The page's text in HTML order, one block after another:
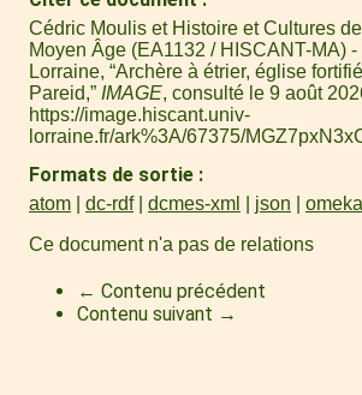
Cédric Moulis et Histoire et Cultures
Moyen Âge (EA1132 / HISCANT-MA)
Lorraine, “Archère à étrier, église
Pareid,” IMAGE, consulté le 9 août
https://image.hiscant.univ-
lorraine.fr/ark%3A/67375/
Formats de sortie
atom dc-rdf dcmes-xml json
Ce document n'a pas de relations
← Contenu précédent
Contenu suivant →